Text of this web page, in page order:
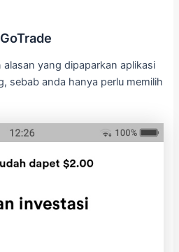
alasan yang dipaparkan aplikasi
sebab anda hanya perlu memilih